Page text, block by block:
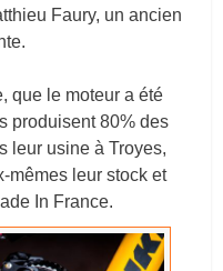
Faury, un ancien
que le moteur a été
produisent 80% des
leur usine à Troyes,
mêmes leur stock et
In France.